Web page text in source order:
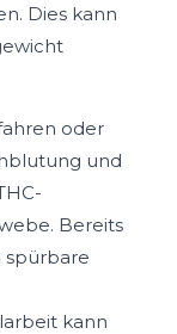
Dies kann
oder
und
Bereits
spürbare
kann